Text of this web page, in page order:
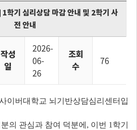
학기 심리상담 마감 안내 및 2학기 사
전 안내
작성
일
2026-
06-
26
조회
수
76
이버대학교 뇌기반상담심리센터입
의 관심과 참여 덕분에, 이번 1학기